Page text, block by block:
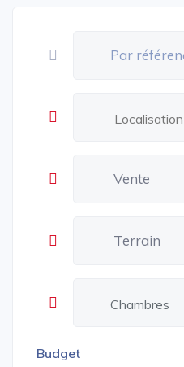
Chambres
Budget